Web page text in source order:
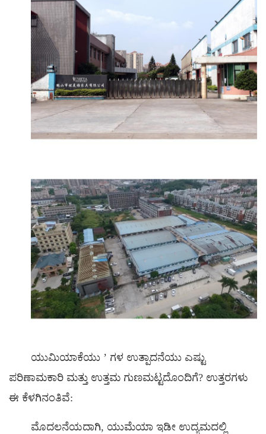
ಯುಮಿಯಾಕೆಯು ’ ಗಳ ಉತ್ಪಾದನೆಯು ಎಷ್ಟು
ಪರಿಣಾಮಕಾರಿ ಮತ್ತು ಉತ್ತಮ ಗುಣಮಟ್ಟದೊಂದಿಗೆ? ಉತ್ತರಗಳು
ಈ ಕೆಳಗಿನಂತಿವೆ:
ಮೊದಲನೆಯದಾಗಿ, ಯುಮೆಯಾ ಇಡೀ ಉದ್ಯಮದಲ್ಲಿ